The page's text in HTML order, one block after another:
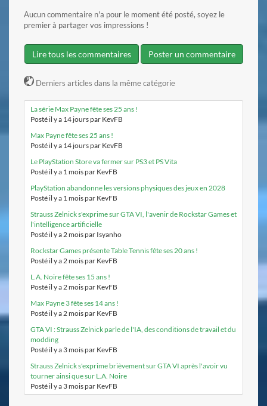
Aucun commentaire n'a pour le moment été posté, soyez le
premier à partager vos impressions !
Lire tous les commentaires Poster un commentaire
Derniers articles dans la même catégorie
La série Max Payne fête ses 25 ans !
Posté il y a 14 jours par KevFB
Max Payne fête ses 25 ans !
Posté il y a 14 jours par KevFB
Le PlayStation Store va fermer sur PS3 et PS Vita
Posté il y a 1 mois par KevFB
PlayStation abandonne les versions physiques des jeux en 2028
Posté il y a 1 mois par KevFB
Strauss Zelnick s'exprime sur GTA VI, l'avenir de Rockstar Games et
l'intelligence artificielle
Posté il y a 2 mois par Isyanho
Rockstar Games présente Table Tennis fête ses 20 ans !
Posté il y a 2 mois par KevFB
L.A. Noire fête ses 15 ans !
Posté il y a 2 mois par KevFB
Max Payne 3 fête ses 14 ans !
Posté il y a 2 mois par KevFB
GTA VI : Strauss Zelnick parle de l'IA, des conditions de travail et du
modding
Posté il y a 3 mois par KevFB
Strauss Zelnick s'exprime brièvement sur GTA VI après l'avoir vu
tourner ainsi que sur L.A. Noire
Posté il y a 3 mois par KevFB